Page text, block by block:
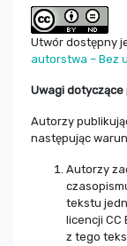
Utwór dostępny
autorstwa – Bez
Uwagi
Autorzy
następując
Autorzy
tekstu
licencji CC
z tego